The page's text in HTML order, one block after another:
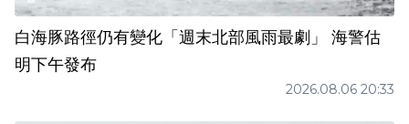
白海豚路徑仍有變化「週末北部風雨最劇」 海警估
明下午發布
2026.08.06 20:33